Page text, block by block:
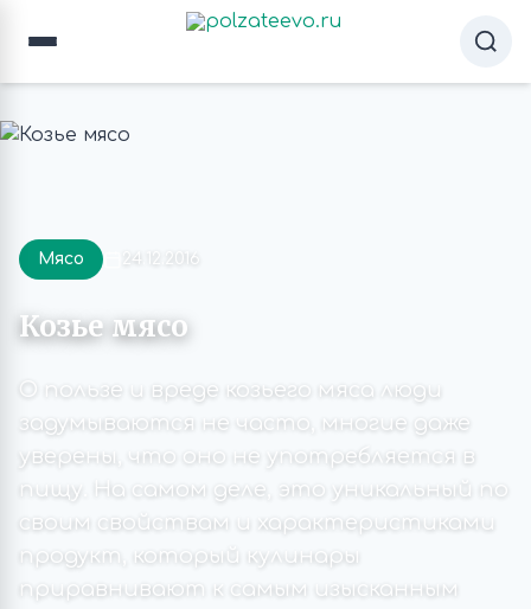
Мясо 24.12.2016
Козье мясо
О пользе и вреде козьего мяса люди
задумываются не часто, многие даже
уверены, что оно не употребляется в
пищу. На самом деле, это уникальный по
своим свойствам и характеристиками
продукт, который кулинары
приравнивают к самым изысканным